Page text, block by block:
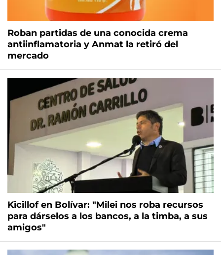
Roban partidas de una conocida crema
antiinflamatoria y Anmat la retiró del
mercado
Kicillof en Bolívar: "Milei nos roba recursos
para dárselos a los bancos, a la timba, a sus
amigos"